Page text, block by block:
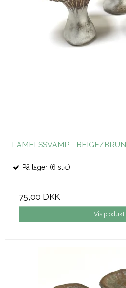
LAMELSSVAMP - BEIGE/BRUN
På lager (6 stk.)
75,00 DKK
Vis produkt